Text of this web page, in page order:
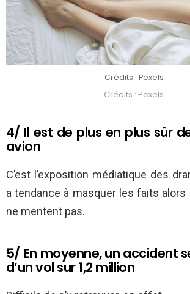
Crédits : Pexels
Crédits : Pexels
4/ Il est de plus en plus sûr
avion
C’est l’exposition médiatique des
a tendance à masquer les faits
ne mentent pas.
5/ En moyenne, un accident
d’un vol sur 1,2 million